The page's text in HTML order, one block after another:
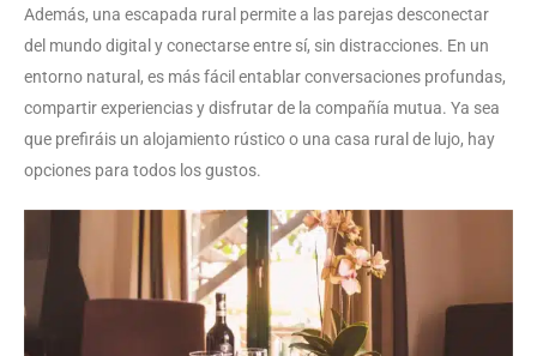
Además, una escapada rural permite a las parejas desconectar
del mundo digital y conectarse entre sí, sin distracciones. En un
entorno natural, es más fácil entablar conversaciones profundas,
compartir experiencias y disfrutar de la compañía mutua. Ya sea
que prefiráis un alojamiento rústico o una casa rural de lujo, hay
opciones para todos los gustos.